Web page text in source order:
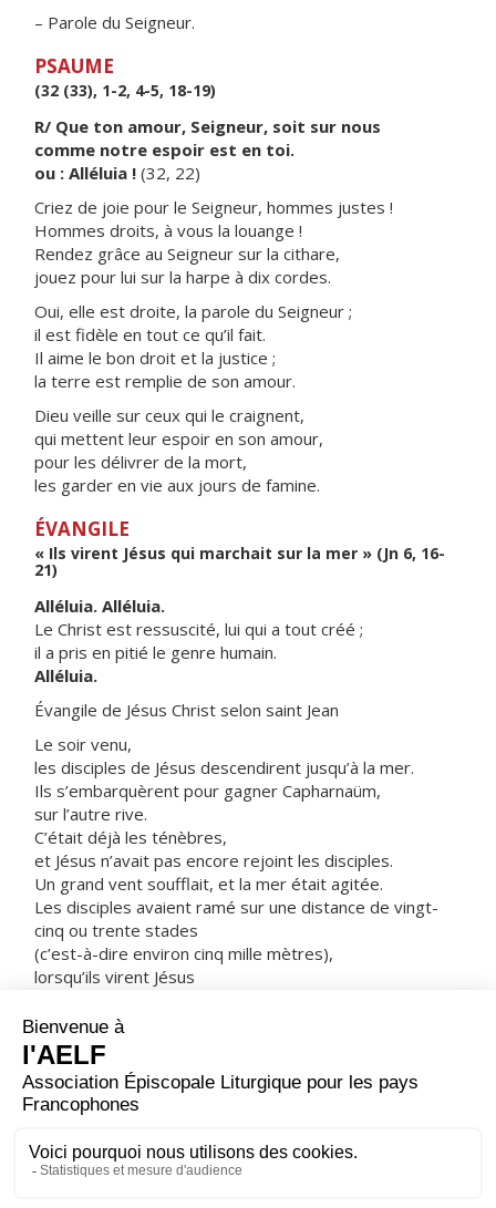
– Parole du Seigneur.
PSAUME
(32 (33), 1-2, 4-5, 18-19)
R/ Que ton amour, Seigneur, soit sur nous
comme notre espoir est en toi.
ou : Alléluia ! (32, 22)
Criez de joie pour le Seigneur, hommes justes !
Hommes droits, à vous la louange !
Rendez grâce au Seigneur sur la cithare,
jouez pour lui sur la harpe à dix cordes.
Oui, elle est droite, la parole du Seigneur ;
il est fidèle en tout ce qu’il fait.
Il aime le bon droit et la justice ;
la terre est remplie de son amour.
Dieu veille sur ceux qui le craignent,
qui mettent leur espoir en son amour,
pour les délivrer de la mort,
les garder en vie aux jours de famine.
ÉVANGILE
« Ils virent Jésus qui marchait sur la mer » (Jn 6, 16-
21)
Alléluia. Alléluia.
Le Christ est ressuscité, lui qui a tout créé ;
il a pris en pitié le genre humain.
Alléluia.
Évangile de Jésus Christ selon saint Jean
Le soir venu,
les disciples de Jésus descendirent jusqu’à la mer.
Ils s’embarquèrent pour gagner Capharnaüm,
sur l’autre rive.
C’était déjà les ténèbres,
et Jésus n’avait pas encore rejoint les disciples.
Un grand vent soufflait, et la mer était agitée.
Les disciples avaient ramé sur une distance de vingt-
cinq ou trente stades
(c’est-à-dire environ cinq mille mètres),
lorsqu’ils virent Jésus
Alors, ils furent saisis de peur.
Mais il leur dit :
« C’est moi. N’ayez plus peur. »
Les disciples voulaient le prendre dans la barque ;
aussitôt, la barque toucha terre
là où ils se rendaient.
– Acclamons la Parole de Dieu.